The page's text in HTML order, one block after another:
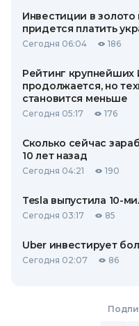
Инвестиции в
придется платить
Сегодня 06:04 186
Рейтинг
продолжается, но
становится меньше
Сегодня 05:17 176
Сколько сейчас
10 лет назад
Сегодня 04:21 190
Tesla выпустила 10-
Сегодня 03:17 85
Uber инвестирует
Сегодня 02:07 86